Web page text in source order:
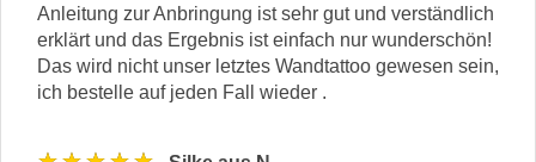
Anleitung zur Anbringung ist sehr gut und verständlich
erklärt und das Ergebnis ist einfach nur wunderschön!
Das wird nicht unser letztes Wandtattoo gewesen sein,
ich bestelle auf jeden Fall wieder .